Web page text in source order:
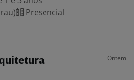
Presencial
Ontem